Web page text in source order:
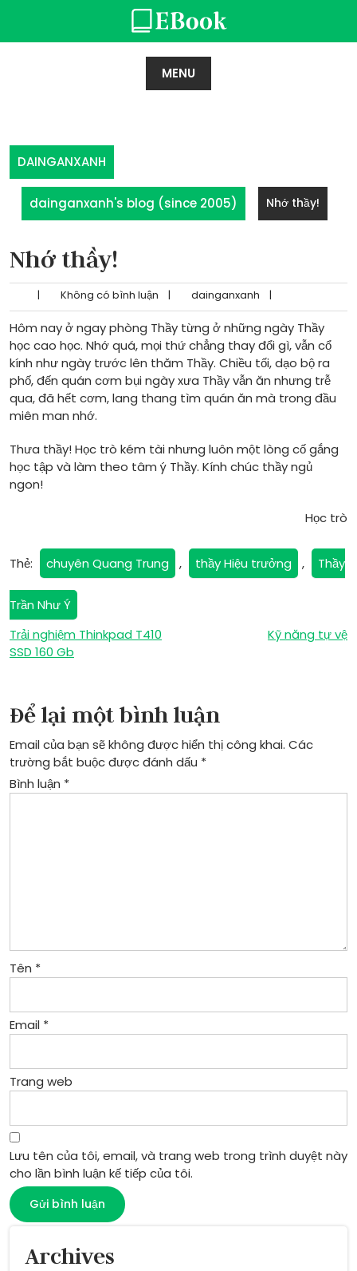
content
MENU
DAINGANXANH
dainganxanh's blog (since 2005) Nhớ thầy!
Nhớ thầy!
| Không có bình luận | dainganxanh |
Hôm nay ở ngay phòng Thầy từng ở những ngày Thầy
học cao học. Nhớ quá, mọi thứ chẳng thay đổi gì, vẫn cổ
kính như ngày trước lên thăm Thầy. Chiều tối, dạo bộ ra
phố, đến quán cơm bụi ngày xưa Thầy vẫn ăn nhưng trễ
qua, đã hết cơm, lang thang tìm quán ăn mà trong đầu
miên man nhớ.
Thưa thầy! Học trò kém tài nhưng luôn một lòng cố gắng
học tập và làm theo tâm ý Thầy. Kính chúc thầy ngủ
ngon!
Học trò
Thẻ: chuyên Quang Trung , thầy Hiệu trưởng , Thầy
Trần Như Ý
Điều
hướng
bài
viết
Trải nghiệm Thinkpad T410
SSD 160 Gb
Kỹ năng tự vệ
Để lại một bình luận
Email của bạn sẽ không được hiển thị công khai. Các
trường bắt buộc được đánh dấu *
Bình luận *
Tên *
Email *
Trang web
Lưu tên của tôi, email, và trang web trong trình duyệt này
cho lần bình luận kế tiếp của tôi.
Archives